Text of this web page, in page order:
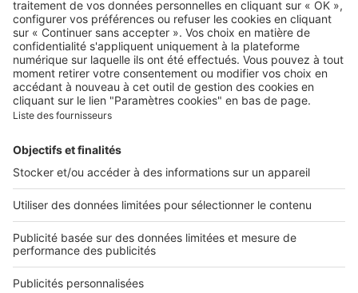
Qui sommes-nous ?
Contacter le service client
Nous rejoindre
Presse
Nos applications
Découvrez nos applications